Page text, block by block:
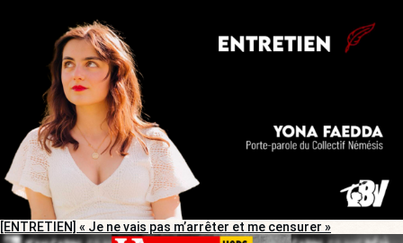
[ENTRETIEN] « Je ne vais pas m’arrêter et me censurer »